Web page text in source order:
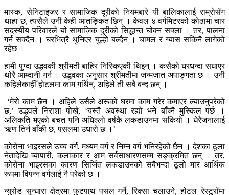
मास्क, सेनिटाइजर र सामाजिक दूरीको नियमबारे यी बालिकालाई राम्रोसँग
थाहा छ, त्यसैले उनी केही आतङ्कित छिन् । केवल ४ वर्गमिटरको कोठामा चार
सदस्यीय परिवारले यो सामाजिक दुरीको सिद्धान्त घोक्न सक्ला । तर, पालना
गर्न सक्दैन । घरभित्रै थुनिएर चुल्हो बल्दैन । चामल र ग्यास सकिनै लागेको
रहेछ ।
हामी पुग्दा उद्धवकी श्रीमती बाहिर निस्किएकी थिइन् । कसैको घरधन्दा सघाएर
थोरै आम्दानी गर्न । उद्धवका अनुसार श्रीमतीमा जन्मजात अपाङ्गता छ । उनी
कहिलेकाहीँ होटलमा काम गर्थिन्, अहिले ती सबै बन्द छन् ।
‘मेरो काम छैन । अहिले उसैले अरूको घरमा काम गरेर कमाएर ल्याउनुपरेको
छ,’ उद्धवले निराशा पोखे, ‘यस्तै अवस्था रह्यो भने बाँच्नै मुस्किल पर्छ ।
अलिकति भएको बचत पनि अघिल्लो वर्षकै लकडाउनमा सकियो । धेरैजनालाई
ऋण तिर्न बाँकी छ, पसलमा उधारो छ ।’
कोरोना भाइरसले उच्च वर्ग, मध्यम वर्ग र निम्न वर्ग भनिरहेको छैन । देशका ठूला
नेतादेखि व्यापारी, कलाकार र आम सर्वसाधारणसम्म सङ्क्रमित छन् । तर,
कोरोना भाइरसका कारण सिर्जित लकडाउनको सबैभन्दा ठूलो मार आर्थिक
रूपमा विपन्न वर्गलाई नै परेको छ ।
न्युरोड–सुन्धारा क्षेत्रमा फुटपाथ पसल गर्ने, रिक्सा चलाउने, होटल–रेस्टुराँमा